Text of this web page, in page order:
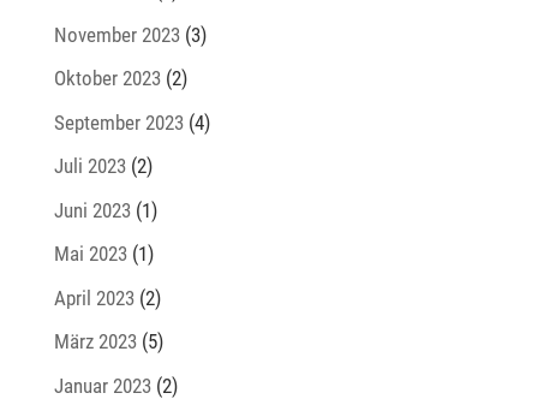
November 2023(3)
Oktober 2023(2)
September 2023(4)
Juli 2023(2)
Juni 2023(1)
Mai 2023(1)
April 2023(2)
März 2023(5)
Januar 2023(2)